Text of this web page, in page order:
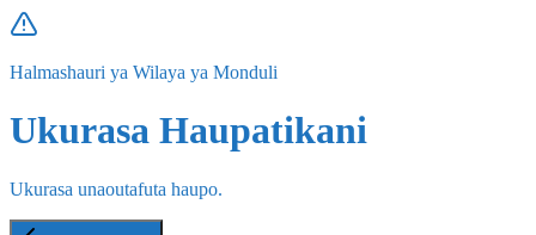
Halmashauri ya Wilaya ya Monduli
Ukurasa Haupatikani
Ukurasa unaoutafuta haupo.